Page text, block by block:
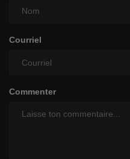
Courriel
Commenter